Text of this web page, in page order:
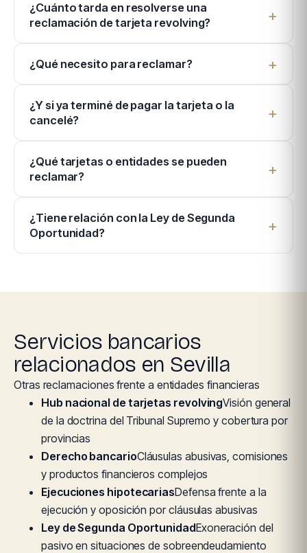
¿Cuánto tarda en resolverse una
reclamación de tarjeta revolving?
¿Qué necesito para reclamar?
¿Y si ya terminé de pagar la tarjeta o la
cancelé?
¿Qué tarjetas o entidades se pueden
reclamar?
¿Tiene relación con la Ley de Segunda
Oportunidad?
Servicios bancarios
relacionados en Sevilla
Otras reclamaciones frente a entidades financieras
Hub nacional de tarjetas revolvingVisión general
de la doctrina del Tribunal Supremo y cobertura por
provincias
Derecho bancarioCláusulas abusivas, comisiones
y productos financieros complejos
Ejecuciones hipotecariasDefensa frente a la
ejecución y oposición por cláusulas abusivas
Ley de Segunda OportunidadExoneración del
pasivo en situaciones de sobreendeudamiento